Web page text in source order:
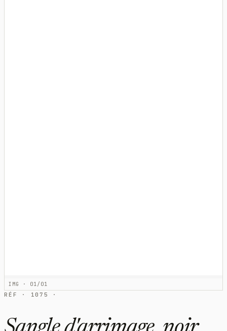
IMG · 01/01
RÉF · 1075 ·